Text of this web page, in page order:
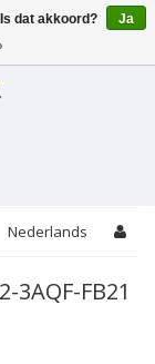
Nederlands
FB21
dat akkoord?
Ja